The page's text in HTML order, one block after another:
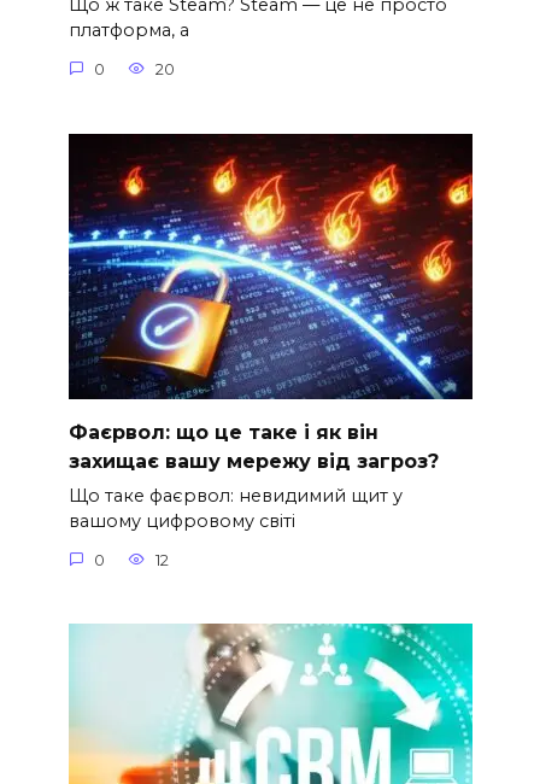
Що ж таке Steam? Steam — це не просто
платформа, а
0 20
Фаєрвол: що це таке і як він
захищає вашу мережу від загроз?
Що таке фаєрвол: невидимий щит у
вашому цифровому світі
0 12